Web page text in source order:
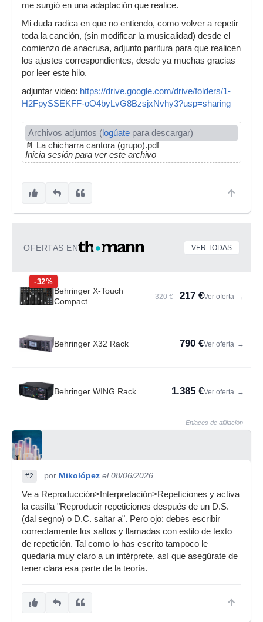
me surgió en una adaptación que realice.
Mi duda radica en que no entiendo, como volver a repetir
toda la canción, (sin modificar la musicalidad) desde el
comienzo de anacrusa, adjunto paritura para que realicen
los ajustes correspondientes, desde ya muchas gracias
por leer este hilo.
adjuntar video: https://drive.google.com/drive/folders/1-
H2FpySSEKFF-oO4byLvG8BzsjxNvhy3?usp=sharing
Archivos adjuntos (logúate para descargar)
📄
La chicharra cantora (grupo).pdf
Inicia sesión para ver este archivo
OFERTAS EN VER TODAS
-32%
Behringer X-Touch
Compact
320 € 217 €Ver oferta →
Behringer X32 Rack 790 €Ver oferta →
Behringer WING Rack 1.385 €Ver oferta →
Enlaces de afiliación
#2 por Mikolópez el 08/06/2026
Ve a Reproducción>Interpretación>Repeticiones y activa
la casilla "Reproducir repeticiones después de un D.S.
(dal segno) o D.C. saltar a". Pero ojo: debes escribir
correctamente los saltos y llamadas con estilo de texto
de repetición. Tal como lo has escrito tampoco le
quedaría muy claro a un intérprete, así que asegúrate de
tener clara esa parte de la teoría.